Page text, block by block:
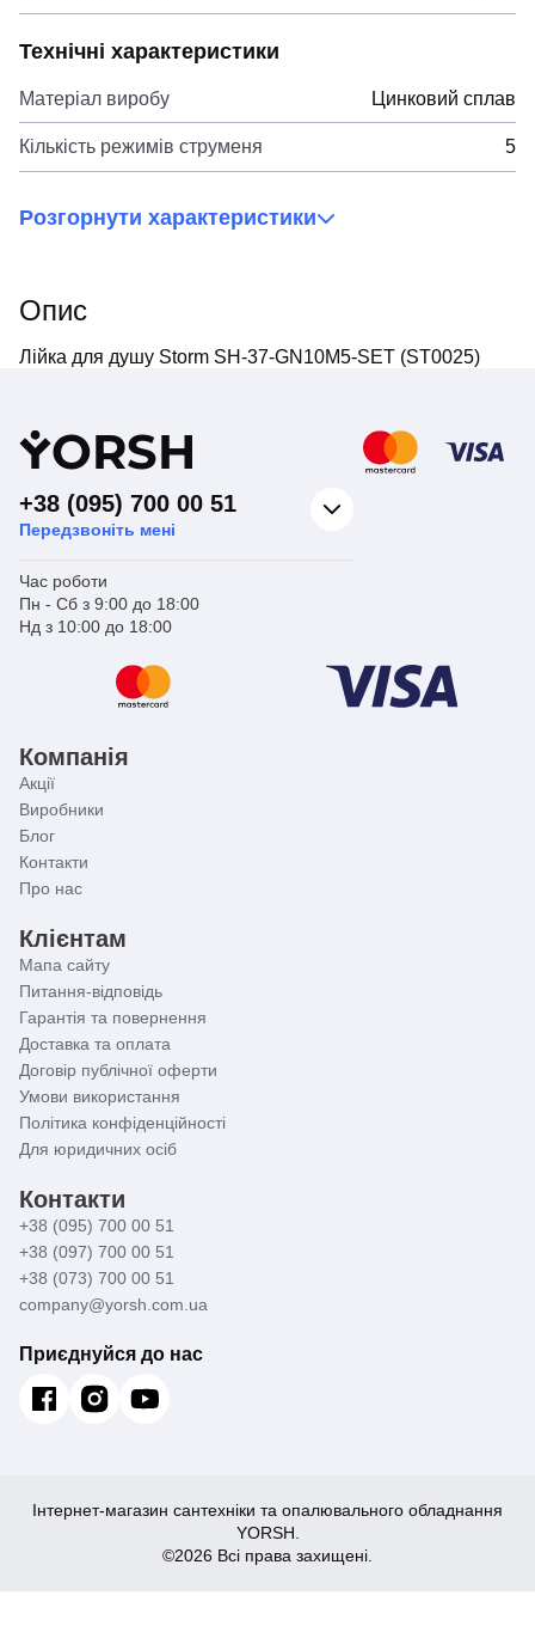
Технічні характеристики
Матеріал виробу Цинковий сплав
Кількість режимів струменя 5
Розгорнути характеристики
Опис
Лійка для душу Storm SH-37-GN10M5-SET (ST0025)
YORSH
+38 (095) 700 00 51
Передзвоніть мені
Час роботи
Пн - Сб з 9:00 до 18:00
Нд з 10:00 до 18:00
Компанія
Акції
Виробники
Блог
Контакти
Про нас
Клієнтам
Мапа сайту
Питання-відповідь
Гарантія та повернення
Доставка та оплата
Договір публічної оферти
Умови використання
Політика конфіденційності
Для юридичних осіб
Контакти
+38 (095) 700 00 51
+38 (097) 700 00 51
+38 (073) 700 00 51
company@yorsh.com.ua
Приєднуйся до нас
Інтернет-магазин сантехніки та опалювального обладнання
YORSH.
©2026 Всі права захищені.